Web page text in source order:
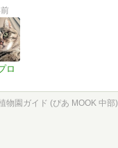
ロ
物園ガイド (ぴあ MOOK 中部)